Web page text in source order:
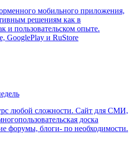
мобильного приложения,
решениям как в
и пользовательском опыте.
GooglePlay и RuStore
любой сложности. Сайт для СМИ,
доска
форумы, блоги- по необходимости.